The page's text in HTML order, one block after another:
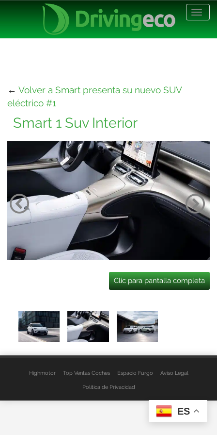
← Volver a Smart presenta su nuevo SUV
eléctrico #1
Smart 1 Suv Interior
Clic para pantalla completa
Highmotor Top Ventas Coches Espacio Furgo Aviso Legal
Política de Privacidad
ES